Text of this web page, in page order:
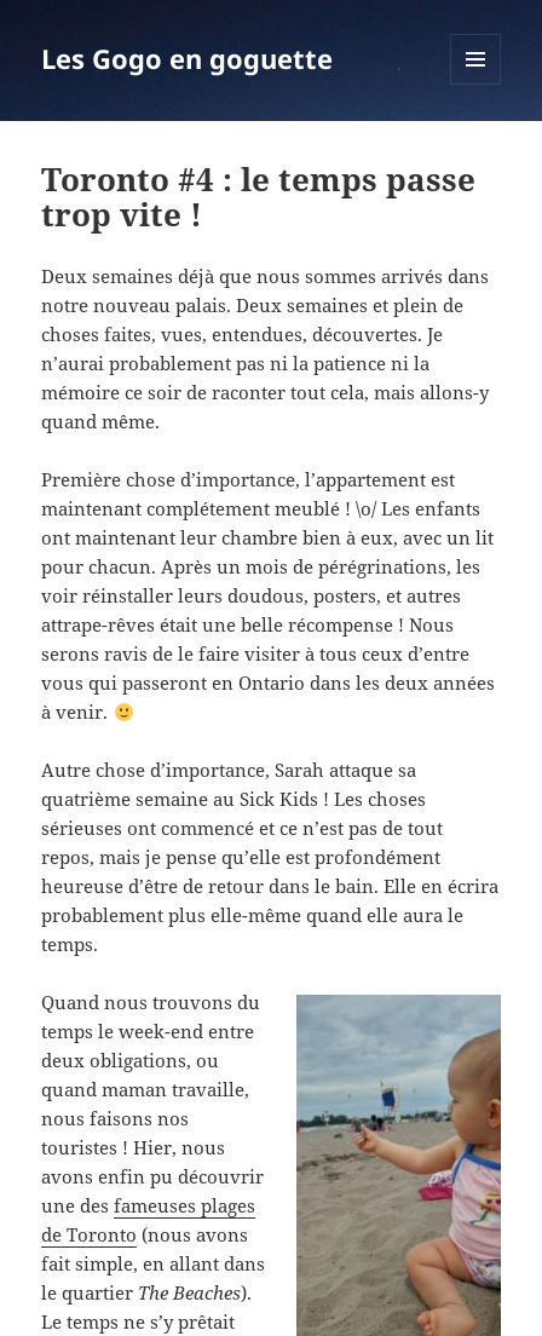
Les Gogo en goguette
Toronto #4 : le temps passe
trop vite !
Deux semaines déjà que nous sommes arrivés dans
notre nouveau palais. Deux semaines et plein de
choses faites, vues, entendues, découvertes. Je
n’aurai probablement pas ni la patience ni la
mémoire ce soir de raconter tout cela, mais allons-y
quand même.
Première chose d’importance, l’appartement est
maintenant complétement meublé ! \o/ Les enfants
ont maintenant leur chambre bien à eux, avec un lit
pour chacun. Après un mois de pérégrinations, les
voir réinstaller leurs doudous, posters, et autres
attrape-rêves était une belle récompense ! Nous
serons ravis de le faire visiter à tous ceux d’entre
vous qui passeront en Ontario dans les deux années
à venir.
Autre chose d’importance, Sarah attaque sa
quatrième semaine au Sick Kids ! Les choses
sérieuses ont commencé et ce n’est pas de tout
repos, mais je pense qu’elle est profondément
heureuse d’être de retour dans le bain. Elle en écrira
probablement plus elle-même quand elle aura le
temps.
Quand nous trouvons du
temps le week-end entre
deux obligations, ou
quand maman travaille,
nous faisons nos
touristes ! Hier, nous
avons enfin pu découvrir
une desfameuses plages
de Toronto (nous avons
fait simple, en allant dans
le quartier The Beaches).
Le temps ne s’y prêtait